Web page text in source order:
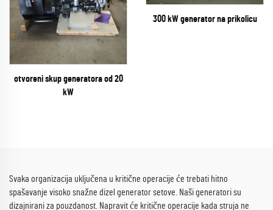
otvoreni skup generatora od 20
kW
300 kW generator na prikolicu
Svaka organizacija uključena u kritične operacije će trebati hitno
spašavanje visoko snažne dizel generator setove. Naši generatori su
dizajnirani za pouzdanost. Napravit će kritične operacije kada struja ne